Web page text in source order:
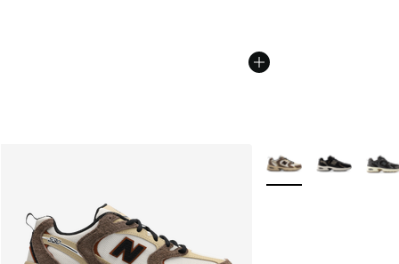
Plus de couleurs